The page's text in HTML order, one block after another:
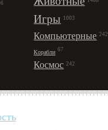
Игры 1003
Компьютерные 242
Корабли 67
Космос 242